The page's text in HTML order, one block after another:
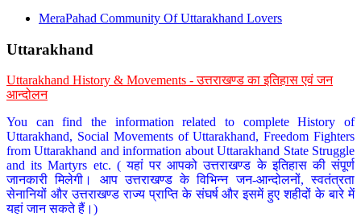
MeraPahad Community Of Uttarakhand Lovers
Uttarakhand
Uttarakhand History & Movements - उत्तराखण्ड का इतिहास एवं जन
आन्दोलन
You can find the information related to complete History of
Uttarakhand, Social Movements of Uttarakhand, Freedom Fighters
from Uttarakhand and information about Uttarakhand State Struggle
and its Martyrs etc. ( यहां पर आपको उत्तराखण्ड के इतिहास की संपूर्ण
जानकारी मिलेगी। आप उत्तराखण्ड के विभिन्न जन-आन्दोलनों, स्वतंत्रता
सेनानियों और उत्तराखण्ड राज्य प्राप्ति के संघर्ष और इसमें हुए शहीदों के बारे में
यहां जान सकते हैं।)